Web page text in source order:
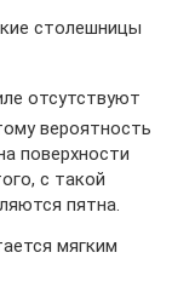
столешницы
отсутствуют
вероятность
поверхности
с такой
пятна.
мягким